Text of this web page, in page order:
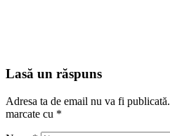
Lasă un răspuns
Adresa ta de email nu va fi publicată.
marcate cu *